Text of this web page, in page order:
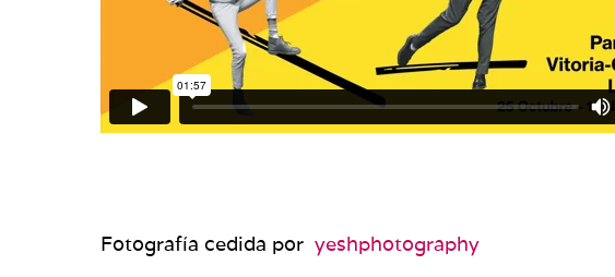
Fotografía cedida por yeshphotography